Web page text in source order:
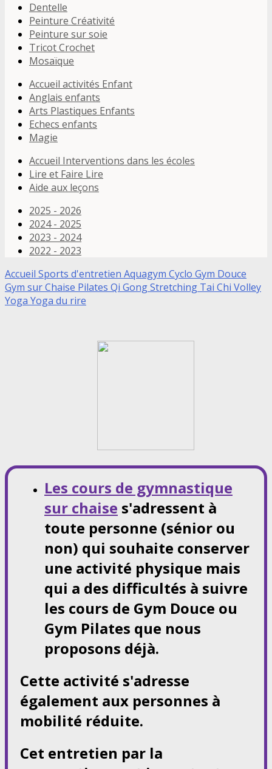
Dentelle
Peinture Créativité
Peinture sur soie
Tricot Crochet
Mosaïque
Accueil activités Enfant
Anglais enfants
Arts Plastiques Enfants
Echecs enfants
Magie
Accueil Interventions dans les écoles
Lire et Faire Lire
Aide aux leçons
2025 - 2026
2024 - 2025
2023 - 2024
2022 - 2023
Accueil Sports d'entretien Aquagym Cyclo Gym Douce
Gym sur Chaise Pilates Qi GongStretching Tai Chi Volley
Yoga Yoga du rire
Les cours de gymnastique
sur chaise s'adressent à
toute personne (sénior ou
non) qui souhaite conserver
une activité physique mais
qui a des difficultés à suivre
les cours de Gym Douce ou
Gym Pilates que nous
proposons déjà.
Cette activité s'adresse
également aux personnes à
mobilité réduite.
Cet entretien par la